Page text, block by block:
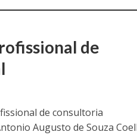
de
de consultoria
Augusto de Souza